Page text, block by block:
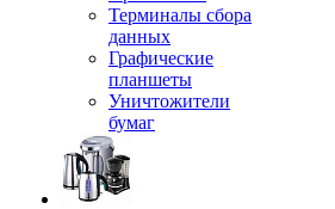
Терминалы сбора
данных
Графические
планшеты
Уничтожители
бумаг